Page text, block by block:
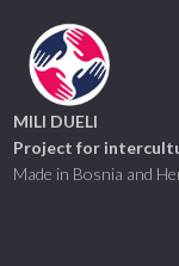
MILI DUELI
Project for
Made in Bosnia and